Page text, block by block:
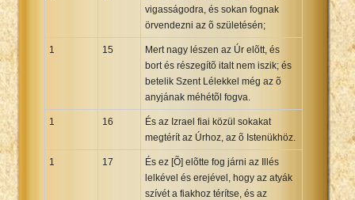
vigasságodra, és sokan fognak
örvendezni az õ születésén;
1 15
Mert nagy lészen az Úr elõtt, és
bort és részegítõ italt nem iszik; és
betelik Szent Lélekkel még az õ
anyjának méhétõl fogva.
1 16
És az Izrael fiai közül sokakat
megtérít az Úrhoz, az õ Istenükhöz.
1 17
És ez [Õ] elõtte fog járni az Illés
lelkével és erejével, hogy az atyák
szívét a fiakhoz térítse, és az